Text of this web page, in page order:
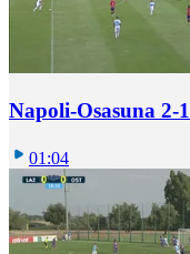
Napoli-Osasuna 2-
01:04